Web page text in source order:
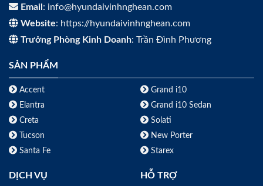
Email : info@hyundaivinhnghean.com
Website: https://hyundaivinhnghean.com
Trưởng Phòng Kinh Doanh: Trần Đình Phương
SẢN PHẨM
Accent
Elantra
Creta
Tucson
Santa Fe
Grand i10
Grand i10 Sedan
Solati
New Porter
Starex
DỊCH VỤ HỖ TRỢ